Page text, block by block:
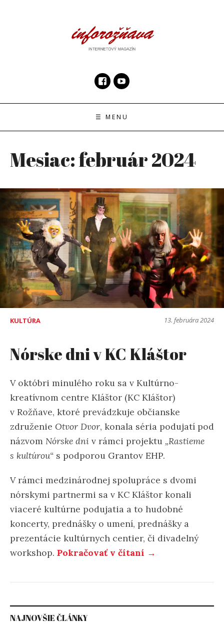
☰ MENU
Mesiac:február 2024
KULTÚRA 13. februára 2024
Nórske dni v KC Kláštor
V októbri minulého roku sa v Kultúrno-
kreatívnom centre Kláštor (KC Kláštor)
v Rožňave, ktoré prevádzkuje občianske
združenie Otvor Dvor, konala séria podujatí pod
názvom Nórske dni v rámci projektu „Rastieme
s kultúrou“ s podporou Grantov EHP.
V rámci medzinárodnej spolupráce s dvomi
nórskymi partnermi sa v KC Kláštor konali
viaceré kultúrne podujatia a to hudobné
koncerty, prednášky o umení, prednášky a
prezentácie kultúrnych centier, či divadelný
workshop. Pokračovať v čítaní →
NAJNOVŠIE ČLÁNKY